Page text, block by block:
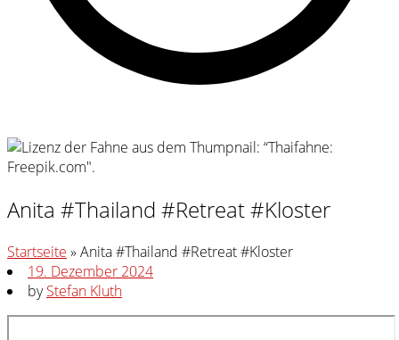
Anita #Thailand #Retreat #Kloster
Startseite » Anita #Thailand #Retreat #Kloster
19. Dezember 2024
byStefan Kluth